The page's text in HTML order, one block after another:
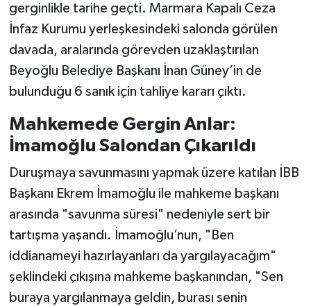
gerginlikle tarihe geçti. Marmara Kapalı Ceza
İnfaz Kurumu yerleşkesindeki salonda görülen
davada, aralarında görevden uzaklaştırılan
Beyoğlu Belediye Başkanı İnan Güney’in de
bulunduğu 6 sanık için tahliye kararı çıktı.
Mahkemede Gergin Anlar:
İmamoğlu Salondan Çıkarıldı
Duruşmaya savunmasını yapmak üzere katılan İBB
Başkanı Ekrem İmamoğlu ile mahkeme başkanı
arasında "savunma süresi" nedeniyle sert bir
tartışma yaşandı. İmamoğlu’nun, "Ben
iddianameyi hazırlayanları da yargılayacağım"
şeklindeki çıkışına mahkeme başkanından, "Sen
buraya yargılanmaya geldin, burası senin